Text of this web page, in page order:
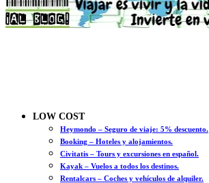
LOW COST
Heymondo – Seguro de viaje: 5% descuento.
Booking – Hoteles y alojamientos.
Civitatis – Tours y excursiones en español.
Kayak – Vuelos a todos los destinos.
Rentalcars – Coches y vehículos de alquiler.